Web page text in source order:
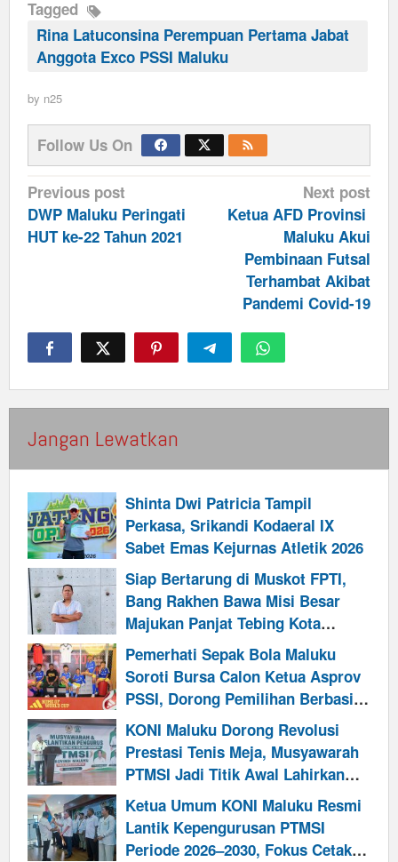
Tagged
Rina Latuconsina Perempuan Pertama Jabat
Anggota Exco PSSI Maluku
by n25
Follow Us On
Post
navigation
Previous post
DWP Maluku Peringati
HUT ke-22 Tahun 2021
Next post
Ketua AFD Provinsi
Maluku Akui
Pembinaan Futsal
Terhambat Akibat
Pandemi Covid-19
Jangan Lewatkan
Shinta Dwi Patricia Tampil
Perkasa, Srikandi Kodaeral IX
Sabet Emas Kejurnas Atletik 2026
Siap Bertarung di Muskot FPTI,
Bang Rakhen Bawa Misi Besar
Majukan Panjat Tebing Kota
Ambon
Pemerhati Sepak Bola Maluku
Soroti Bursa Calon Ketua Asprov
PSSI, Dorong Pemilihan Berbasis
Kapasitas
KONI Maluku Dorong Revolusi
Prestasi Tenis Meja, Musyawarah
PTMSI Jadi Titik Awal Lahirkan
Atlet Nasional
Ketua Umum KONI Maluku Resmi
Lantik Kepengurusan PTMSI
Periode 2026–2030, Fokus Cetak